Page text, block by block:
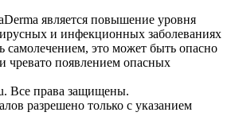
является повышение уровня
и инфекционных заболеваниях
самолечением, это может быть опасно
чревато появлением опасных
Все права защищены.
разрешено только с указанием